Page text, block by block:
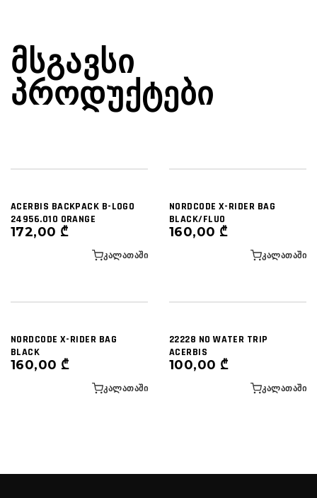
ᲛᲡᲒᲐᲕᲡᲘ
ᲞᲠᲝᲓᲣᲥᲢᲔᲑᲘ
ACERBIS BACKPACK B-LOGO
24956.010 ORANGE
172,00 ₾
ᲙᲐᲚᲐᲗᲐᲨᲘ
NORDCODE X-RIDER BAG
BLACK/FLUO
160,00 ₾
ᲙᲐᲚᲐᲗᲐᲨᲘ
NORDCODE X-RIDER BAG
BLACK
160,00 ₾
ᲙᲐᲚᲐᲗᲐᲨᲘ
22228 NO WATER TRIP
ACERBIS
100,00 ₾
ᲙᲐᲚᲐᲗᲐᲨᲘ